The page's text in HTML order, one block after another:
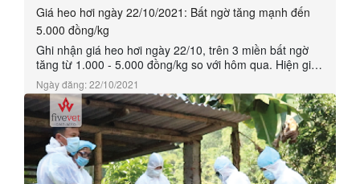
Giá heo hơi ngày 22/10/2021: Bất ngờ tăng mạnh đến
5.000 đồng/kg
Ghi nhận giá heo hơi ngày 22/10, trên 3 miền bất ngờ
tăng từ 1.000 - 5.000 đồng/kg so với hôm qua. Hiện giá
heo hơi được thu mua trong khoảng 33.000 - 38.000
đồng/kg.
Ngày đăng: 22/10/2021